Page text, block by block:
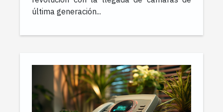
última generación...